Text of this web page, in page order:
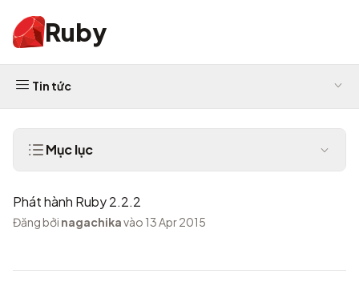
Ruby
Tin tức
Mục lục
Phát hành Ruby 2.2.2
Đăng bởi nagachikavào 13 Apr 2015